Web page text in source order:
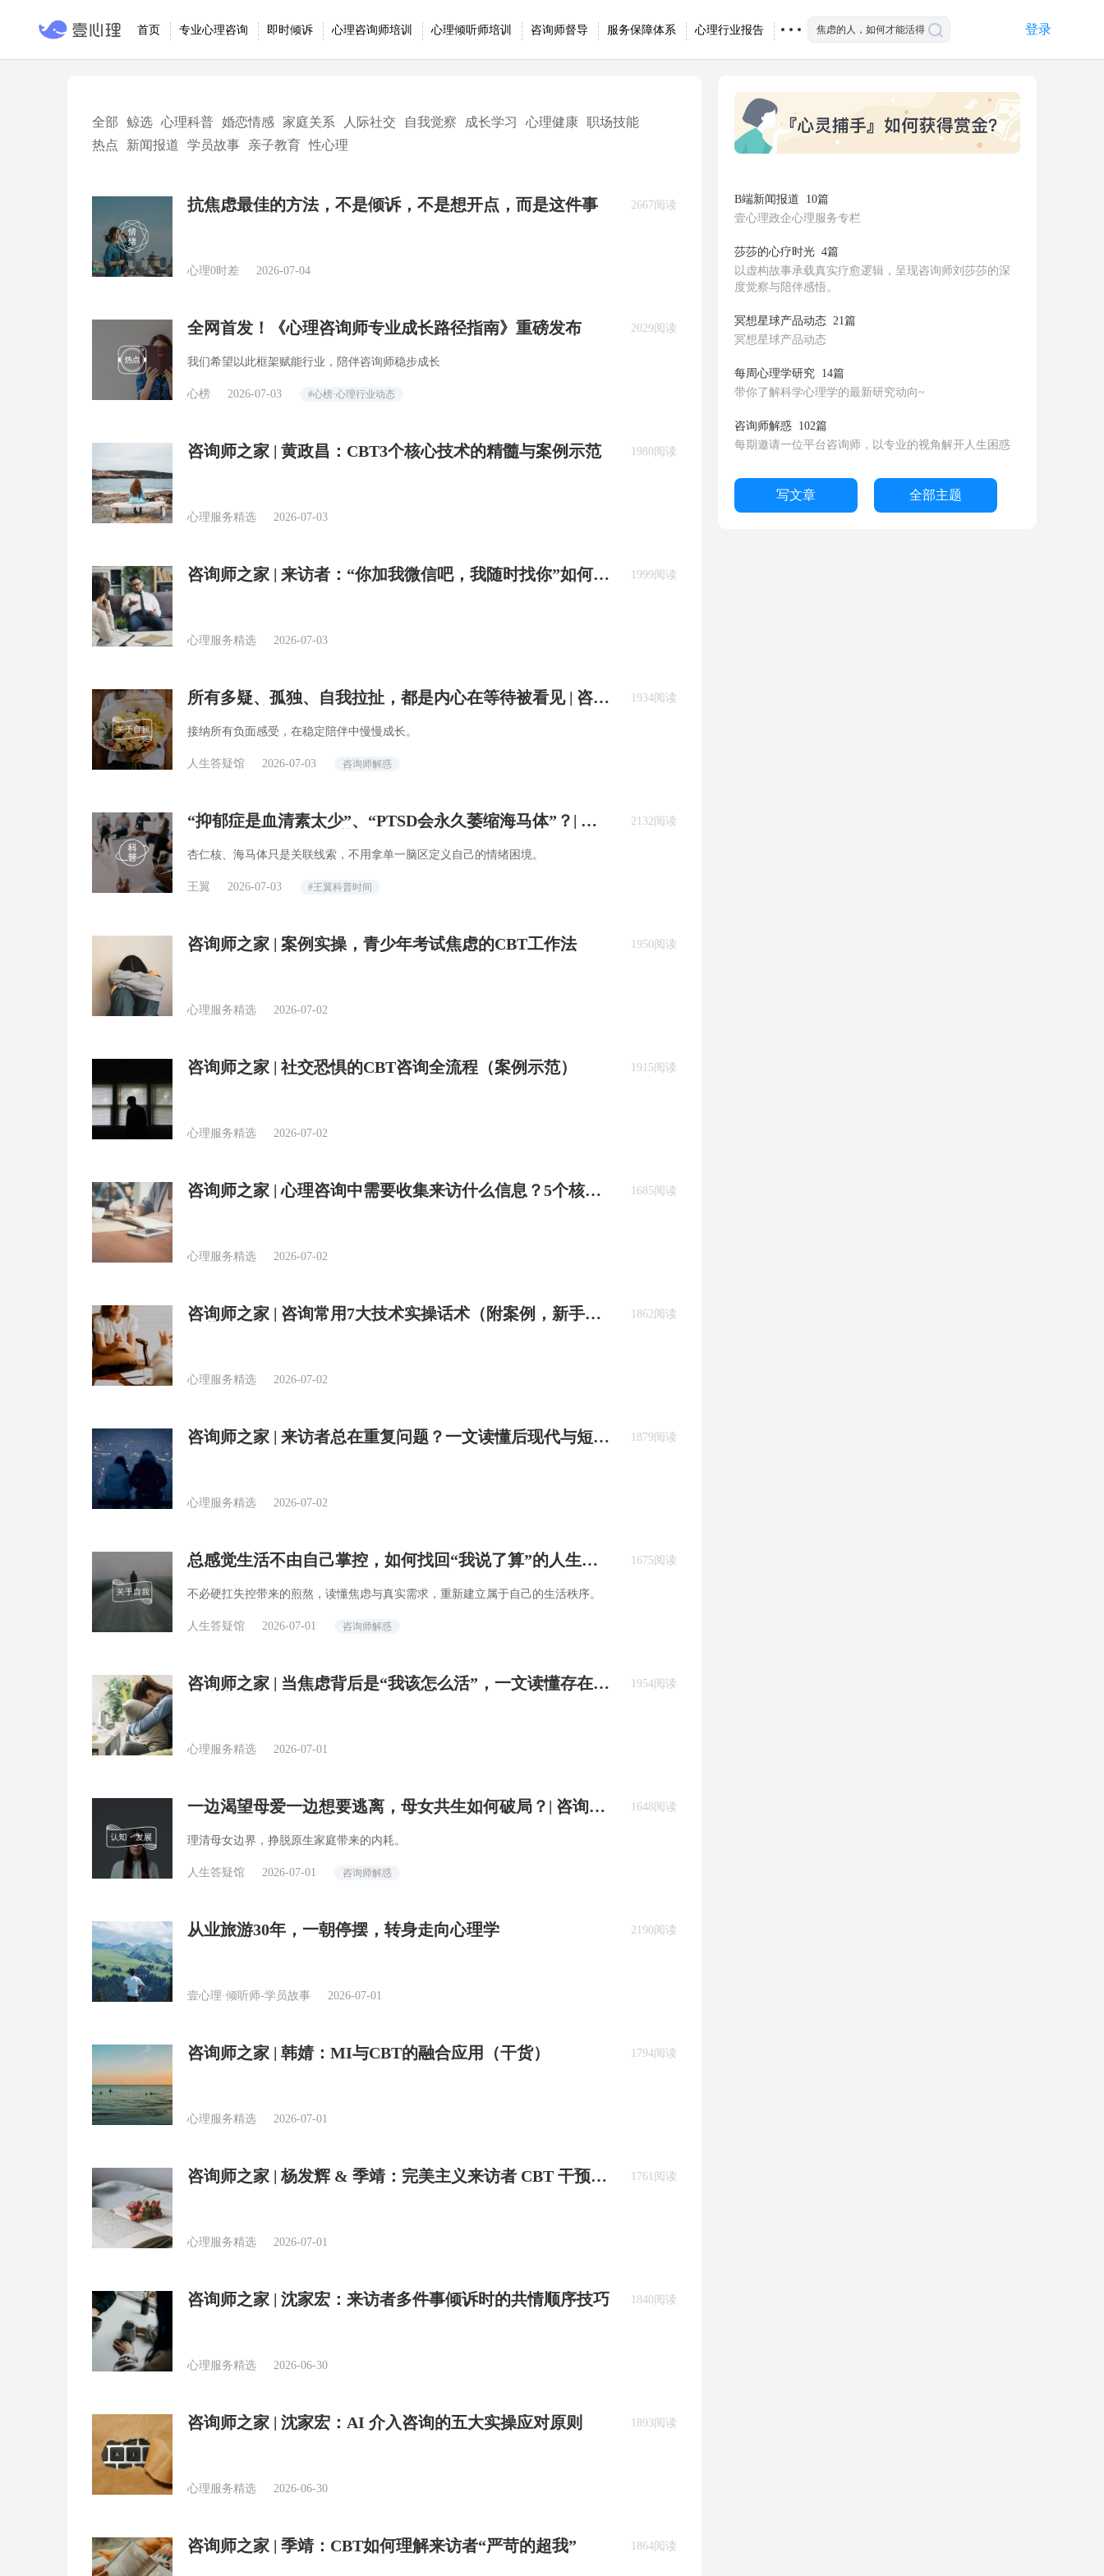
首页 专业心理咨询 即时倾诉 心理咨询师培训 心理倾听师培训 咨询师督导 服务保障体系 心理行业报告 登录
全部 鲸选 心理科普 婚恋情感 家庭关系 人际社交 自我觉察 成长学习 心理健康 职场技能
热点
新闻报道 学员故事 亲子教育 性心理
抗焦虑最佳的方法，不是倾诉，不是想开点，而是这件事
心理0时差 2026-07-04
2667阅读
全网首发！《心理咨询师专业成长路径指南》重磅发布
我们希望以此框架赋能行业，陪伴咨询师稳步成长
心榜 2026-07-03 #心榜·心理行业动态
2029阅读
咨询师之家 | 黄政昌：CBT3个核心技术的精髓与案例示范
心理服务精选 2026-07-03
1980阅读
咨询师之家 | 来访者：“你加我微信吧，我随时找你”如何应
心理服务精选 2026-07-03
1999阅读
所有多疑、孤独、自我拉扯，都是内心在等待被看见 | 咨询
接纳所有负面感受，在稳定陪伴中慢慢成长。
人生答疑馆 2026-07-03 咨询师解惑
1934阅读
“抑郁症是血清素太少”、“PTSD会永久萎缩海马体”？| 流
杏仁核、海马体只是关联线索，不用拿单一脑区定义自己的情绪困境。
王翼 2026-07-03 #王翼科普时间
2132阅读
咨询师之家 | 案例实操，青少年考试焦虑的CBT工作法
心理服务精选 2026-07-02
1950阅读
咨询师之家 | 社交恐惧的CBT咨询全流程（案例示范）
心理服务精选 2026-07-02
1915阅读
咨询师之家 | 心理咨询中需要收集来访什么信息？5个核心
心理服务精选 2026-07-02
1685阅读
咨询师之家 | 咨询常用7大技术实操话术（附案例，新手请
心理服务精选 2026-07-02
1862阅读
咨询师之家 | 来访者总在重复问题？一文读懂后现代与短焦
心理服务精选 2026-07-02
1879阅读
总感觉生活不由自己掌控，如何找回“我说了算”的人生？|
不必硬扛失控带来的煎熬，读懂焦虑与真实需求，重新建立属于自己的生活秩序。
人生答疑馆 2026-07-01 咨询师解惑
1675阅读
咨询师之家 | 当焦虑背后是“我该怎么活”，一文读懂存在-
心理服务精选 2026-07-01
1954阅读
一边渴望母爱一边想要逃离，母女共生如何破局？| 咨询师
理清母女边界，挣脱原生家庭带来的内耗。
人生答疑馆 2026-07-01 咨询师解惑
1648阅读
从业旅游30年，一朝停摆，转身走向心理学
壹心理·倾听师-学员故事 2026-07-01
2190阅读
咨询师之家 | 韩婧：MI与CBT的融合应用（干货）
心理服务精选 2026-07-01
1794阅读
咨询师之家 | 杨发辉 & 季靖：完美主义来访者 CBT 干预实
心理服务精选 2026-07-01
1761阅读
咨询师之家 | 沈家宏：来访者多件事倾诉时的共情顺序技巧
心理服务精选 2026-06-30
1840阅读
咨询师之家 | 沈家宏：AI 介入咨询的五大实操应对原则
心理服务精选 2026-06-30
1893阅读
咨询师之家 | 季靖：CBT如何理解来访者“严苛的超我” 1864阅读
B端新闻报道
10篇
壹心理政企心理服务专栏
莎莎的心疗时光 4篇
以虚构故事承载真实疗愈逻辑，呈现咨询师刘莎莎的深
度觉察与陪伴感悟。
冥想星球产品动态 21篇
冥想星球产品动态
每周心理学研究 14篇
带你了解科学心理学的最新研究动向~
咨询师解惑 102篇
每期邀请一位平台咨询师，以专业的视角解开人生困惑
写文章 全部主题